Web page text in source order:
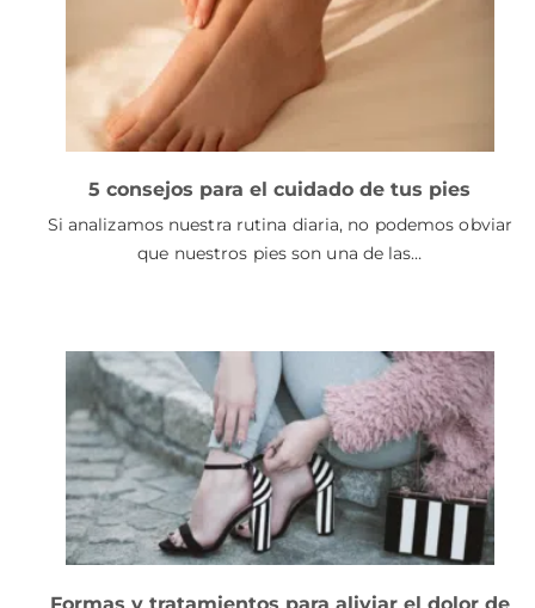
5 consejos para el cuidado de tus pies
Si analizamos nuestra rutina diaria, no podemos obviar
que nuestros pies son una de las…
Formas y tratamientos para aliviar el dolor de